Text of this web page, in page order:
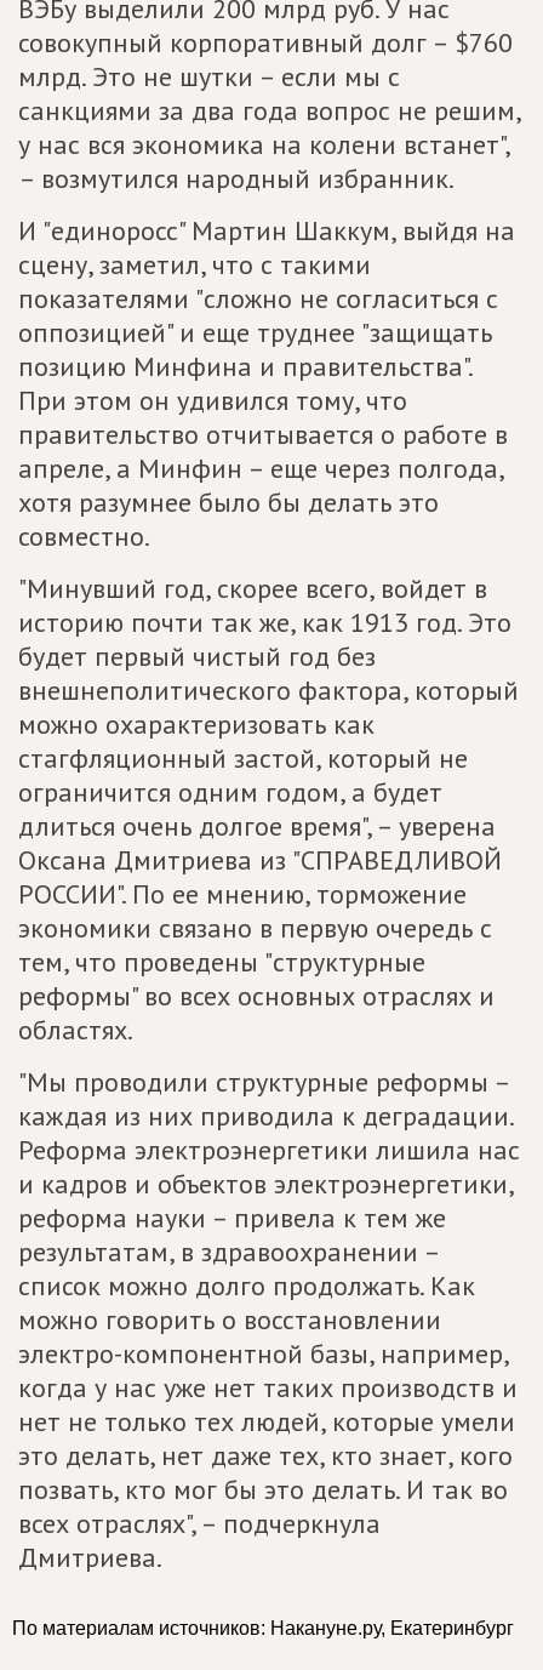
ВЭБу выделили 200 млрд руб. У нас
совокупный корпоративный долг – $760
млрд. Это не шутки – если мы с
санкциями за два года вопрос не решим,
у нас вся экономика на колени встанет",
– возмутился народный избранник.
И "единоросс" Мартин Шаккум, выйдя на
сцену, заметил, что с такими
показателями "сложно не согласиться с
оппозицией" и еще труднее "защищать
позицию Минфина и правительства".
При этом он удивился тому, что
правительство отчитывается о работе в
апреле, а Минфин – еще через полгода,
хотя разумнее было бы делать это
совместно.
"Минувший год, скорее всего, войдет в
историю почти так же, как 1913 год. Это
будет первый чистый год без
внешнеполитического фактора, который
можно охарактеризовать как
стагфляционный застой, который не
ограничится одним годом, а будет
длиться очень долгое время", – уверена
Оксана Дмитриева из "СПРАВЕДЛИВОЙ
РОССИИ". По ее мнению, торможение
экономики связано в первую очередь с
тем, что проведены "структурные
реформы" во всех основных отраслях и
областях.
"Мы проводили структурные реформы –
каждая из них приводила к деградации.
Реформа электроэнергетики лишила нас
и кадров и объектов электроэнергетики,
реформа науки – привела к тем же
результатам, в здравоохранении –
список можно долго продолжать. Как
можно говорить о восстановлении
электро-компонентной базы, например,
когда у нас уже нет таких производств и
нет не только тех людей, которые умели
это делать, нет даже тех, кто знает, кого
позвать, кто мог бы это делать. И так во
всех отраслях", – подчеркнула
Дмитриева.
По материалам источников: Накануне.ру, Екатеринбург